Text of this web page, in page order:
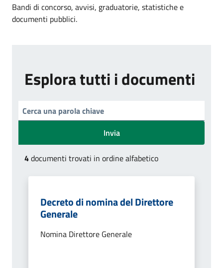
Bandi di concorso, avvisi, graduatorie, statistiche e
documenti pubblici.
Esplora tutti i documenti
Invia
4documenti trovati in ordine alfabetico
Decreto di nomina del Direttore
Generale
Nomina Direttore Generale